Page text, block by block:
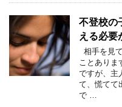
不登校の
える必要
相手を見
ことあり
ですが、主
て、慌てて
で …